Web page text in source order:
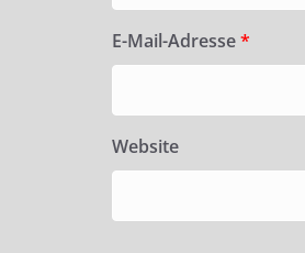
E-Mail-Adresse*
Website